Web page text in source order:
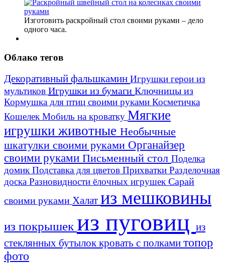
Изготовить раскройный стол своими руками – дело
одного часа.
Облако тегов
Декоративный фальшкамин Игрушки герои из
мультиков Игрушки из бумаги Ключницы из
Кормушка для птиц своими руками Косметичка
Кошелек Мобиль на кроватку Мягкие
игрушки животные Необычные
шкатулки своими руками Органайзер
своими руками Письменный стол Поделка
домик Подставка для цветов Прихватки Разделочная
доска Разновидности ёлочных игрушек Сарай
своими руками Халат из мешковины
из покрышек из пуговиц из
стеклянных бутылоккровать с полками топор
фото